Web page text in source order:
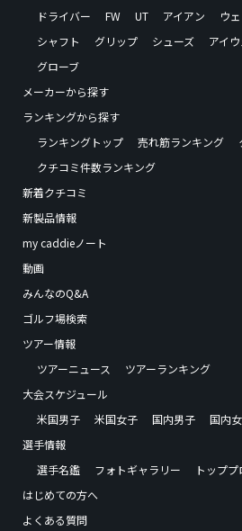
ドライバー
FW UT アイアン ウ
シャフト
グリップ シューズ アイ
グローブ
メーカーから探す
ランキングから探す
ランキングトップ
売れ筋ランキング
クチコミ件数ランキング
新着クチコミ
新製品情報
my caddieノート
動画
みんなのQ&A
ゴルフ場検索
ツアー情報
ツアーニュース
ツアーランキング
大会スケジュール
米国男子
米国女子 国内男子
国内
選手情報
選手名鑑
フォトギャラリー
トップ
はじめての方へ
よくある質問